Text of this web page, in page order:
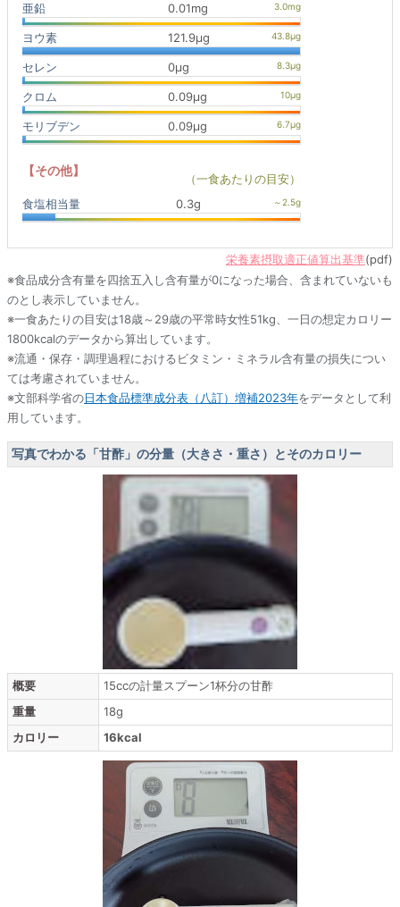
亜鉛 0.01mg
ヨウ素 121.9μg
セレン 0μg
クロム 0.09μg
モリブデン 0.09μg
【その他】
（一食あたりの目安）
食塩相当量
0.3g
栄養素摂取適正値算出基準(pdf)
※食品成分含有量を四捨五入し含有量が0になった場合、含まれていないも
のとし表示していません。
※一食あたりの目安は18歳～29歳の平常時女性51kg、一日の想定カロリー
1800kcalのデータから算出しています。
※流通・保存・調理過程におけるビタミン・ミネラル含有量の損失につい
ては考慮されていません。
※文部科学省の日本食品標準成分表（八訂）増補2023年をデータとして利
用しています。
写真でわかる「甘酢」の分量（大きさ・重さ）とそのカロリー
概要
15ccの計量スプーン1杯分の甘酢
重量
18g
カロリー
16kcal